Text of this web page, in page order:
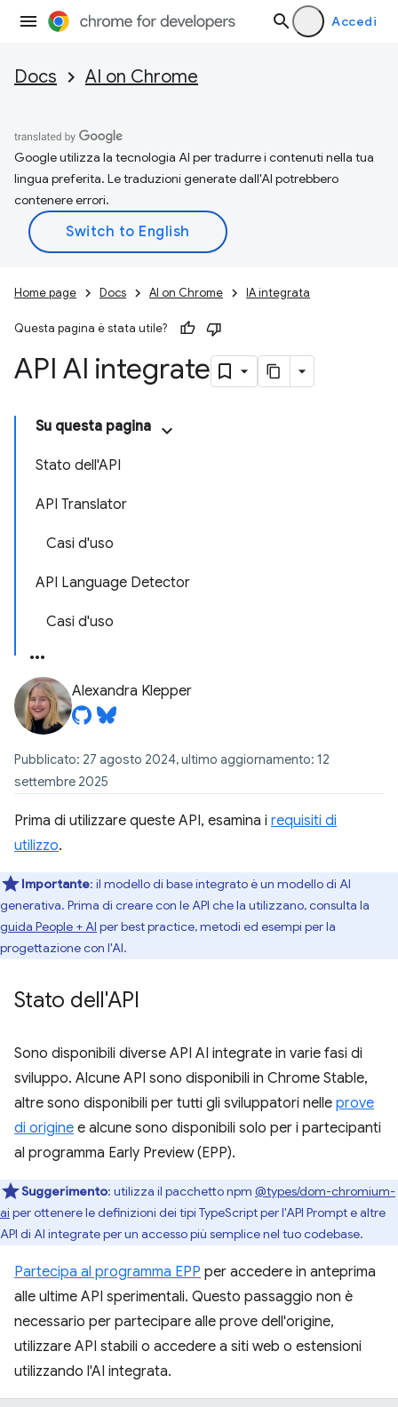
Accedi
Docs AI on Chrome
Google utilizza la tecnologia AI per tradurre i contenuti nella tua
lingua preferita. Le traduzioni generate dall'AI potrebbero
contenere errori.
Home page Docs AI on Chrome IA integrata
Questa pagina è stata utile?
API AI integrate
Su questa pagina
Stato dell'API
API Translator
Casi d'uso
API Language Detector
Casi d'uso
Alexandra Klepper
Pubblicato: 27 agosto 2024, ultimo aggiornamento: 12
settembre 2025
Prima di utilizzare queste API, esamina i requisiti di
utilizzo.
Importante: il modello di base integrato è un modello di AI
generativa. Prima di creare con le API che la utilizzano, consulta la
guida People + AI per best practice, metodi ed esempi per la
progettazione con l'AI.
Stato dell'API
Sono disponibili diverse API AI integrate in varie fasi di
sviluppo. Alcune API sono disponibili in Chrome Stable,
altre sono disponibili per tutti gli sviluppatori nelle prove
di origine e alcune sono disponibili solo per i partecipanti
al programma Early Preview (EPP).
Suggerimento: utilizza il pacchetto npm @types/dom-chromium-
ai per ottenere le definizioni dei tipi TypeScript per l'API Prompt e altre
API di AI integrate per un accesso più semplice nel tuo codebase.
Partecipa al programma EPP per accedere in anteprima
alle ultime API sperimentali. Questo passaggio non è
necessario per partecipare alle prove dell'origine,
utilizzare API stabili o accedere a siti web o estensioni
utilizzando l'AI integrata.